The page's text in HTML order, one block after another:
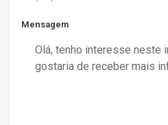
Mensagem